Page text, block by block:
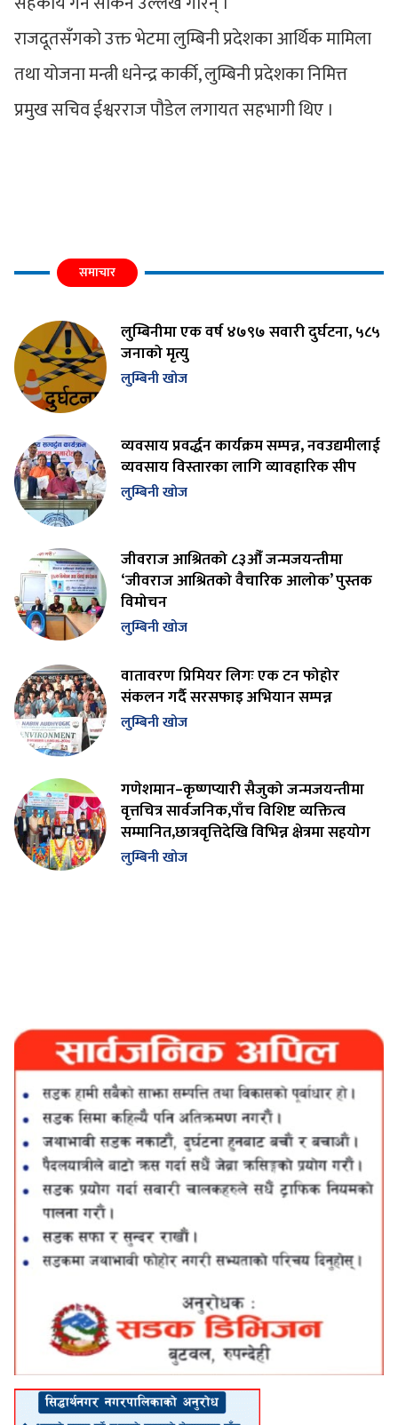
राजदूतसँगको उक्त भेटमा लुम्बिनी प्रदेशका आर्थिक मामिला
तथा योजना मन्त्री धनेन्द्र कार्की, लुम्बिनी प्रदेशका निमित्त
प्रमुख सचिव ईश्वरराज पौडेल लगायत सहभागी थिए ।
समाचार
लुम्बिनीमा एक वर्ष ४७९७ सवारी दुर्घटना, ५८५
जनाको मृत्यु
लुम्बिनी खोज
व्यवसाय प्रवर्द्धन कार्यक्रम सम्पन्न, नवउद्यमीलाई
व्यवसाय विस्तारका लागि व्यावहारिक सीप
लुम्बिनी खोज
जीवराज आश्रितको ८३औँ जन्मजयन्तीमा
‘जीवराज आश्रितको वैचारिक आलोक’ पुस्तक
विमोचन
लुम्बिनी खोज
वातावरण प्रिमियर लिगः एक टन फोहोर
संकलन गर्दै सरसफाइ अभियान सम्पन्न
लुम्बिनी खोज
गणेशमान–कृष्णप्यारी सैजुको जन्मजयन्तीमा
वृत्तचित्र सार्वजनिक,पाँच विशिष्ट व्यक्तित्व
सम्मानित,छात्रवृत्तिदेखि विभिन्न क्षेत्रमा सहयोग
लुम्बिनी खोज